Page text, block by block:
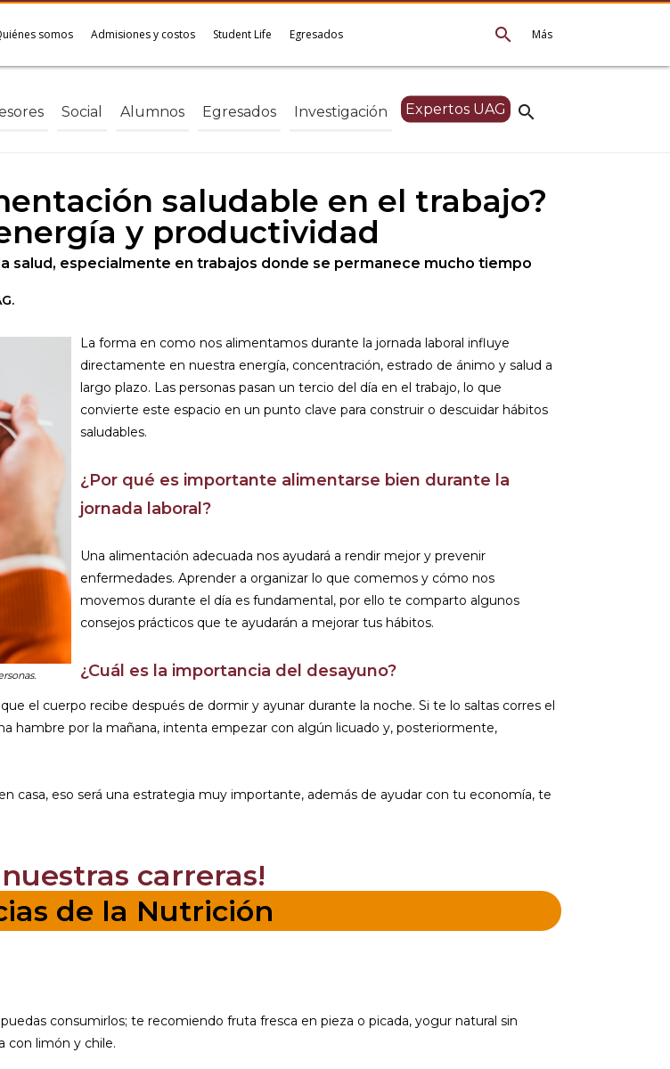
Más
search
somos Admisiones y costos Student Life Egresados
search
Social Alumnos Egresados Investigación Expertos UAG
saludable en el trabajo?
y productividad
salud, especialmente en trabajos donde se permanece mucho tiempo
La forma en como nos alimentamos durante la jornada laboral influye
directamente en nuestra energía, concentración, estrado de ánimo y salud a
largo plazo. Las personas pasan un tercio del día en el trabajo, lo que
convierte este espacio en un punto clave para construir o descuidar hábitos
saludables.
¿Por qué es importante alimentarse bien durante la
jornada laboral?
Una alimentación adecuada nos ayudará a rendir mejor y prevenir
enfermedades. Aprender a organizar lo que comemos y cómo nos
movemos durante el día es fundamental, por ello te comparto algunos
consejos prácticos que te ayudarán a mejorar tus hábitos.
¿Cuál es la importancia del desayuno?
el cuerpo recibe después de dormir y ayunar durante la noche. Si te lo saltas corres el
hambre por la mañana, intenta empezar con algún licuado y, posteriormente,
casa, eso será una estrategia muy importante, además de ayudar con tu economía, te
nuestras carreras!
de la Nutrición
consumirlos; te recomiendo fruta fresca en pieza o picada, yogur natural sin
con limón y chile.